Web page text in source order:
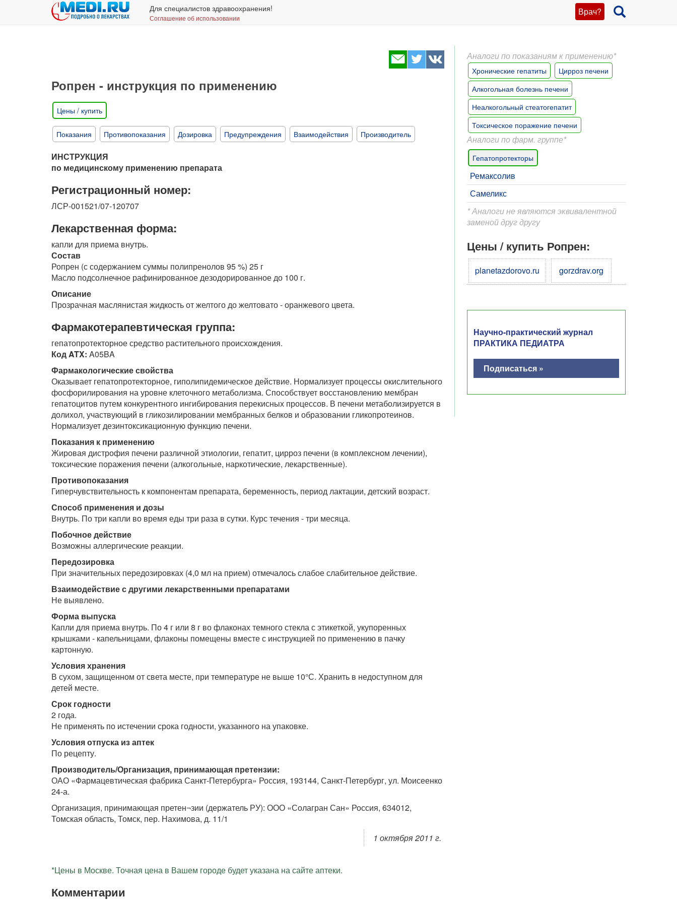
Врач?
Для специалистов здравоохранения!
Соглашение об использовании
Ропрен - инструкция по применению
Цены / купить
Показания Противопоказания Дозировка Предупреждения Взаимодействия Производитель
ИНСТРУКЦИЯ
по медицинскому применению препарата
Регистрационный номер:
ЛСР-001521/07-120707
Лекарственная форма:
капли для приема внутрь.
Состав
Ропрен (с содержанием суммы полипренолов 95 %) 25 г
Масло подсолнечное рафинированное дезодорированное до 100 г.
Описание
Прозрачная маслянистая жидкость от желтого до желтовато - оранжевого цвета.
Фармакотерапевтическая группа:
гепатопротекторное средство растительного происхождения.
Код ATX: A05BA
Фармакологические свойства
Оказывает гепатопротекторное, гиполипидемическое действие. Нормализует процессы окислительного
фосфорилирования на уровне клеточного метаболизма. Способствует восстановлению мембран
гепатоцитов путем конкурентного ингибирования перекисных процессов. В печени метаболизируется в
долихол, участвующий в гликозилировании мембранных белков и образовании гликопротеинов.
Нормализует дезинтоксикационную функцию печени.
Показания к применению
Жировая дистрофия печени различной этиологии, гепатит, цирроз печени (в комплексном лечении),
токсические поражения печени (алкогольные, наркотические, лекарственные).
Противопоказания
Гиперчувствительность к компонентам препарата, беременность, период лактации, детский возраст.
Способ применения и дозы
Внутрь. По три капли во время еды три раза в сутки. Курс течения - три месяца.
Побочное действие
Возможны аллергические реакции.
Передозировка
При значительных передозировках (4,0 мл на прием) отмечалось слабое слабительное действие.
Взаимодействие с другими лекарственными препаратами
Не выявлено.
Форма выпуска
Капли для приема внутрь. По 4 г или 8 г во флаконах темного стекла с этикеткой, укупоренных
крышками - капельницами, флаконы помещены вместе с инструкцией по применению в пачку
картонную.
Условия хранения
В сухом, защищенном от света месте, при температуре не выше 10°С. Хранить в недоступном для
детей месте.
Срок годности
2 года.
Не применять по истечении срока годности, указанного на упаковке.
Условия отпуска из аптек
По рецепту.
Производитель/Организация, принимающая претензии:
ОАО «Фармацевтическая фабрика Санкт-Петербурга» Россия, 193144, Санкт-Петербург, ул. Моисеенко
24-а.
Организация, принимающая претен¬зии (держатель РУ): ООО «Солагран Сан» Россия, 634012,
Томская область, Томск, пер. Нахимова, д. 11/1
1 октября 2011 г.
*Цены в Москве. Точная цена в Вашем городе будет указана на сайте аптеки.
Комментарии
Аналоги по показаниям к применению*
Хронические гепатиты
Цирроз печени
Алкогольная болезнь печени
Неалкогольный стеатогепатит
Токсическое поражение печени
Аналоги по фарм. группе*
Гепатопротекторы
Ремаксолив
Самеликс
* Аналоги не являются эквивалентной
заменой друг другу
Цены / купить Ропрен:
planetazdorovo.ru gorzdrav.org
Научно-практический журнал
ПРАКТИКА ПЕДИАТРА
Подписаться »